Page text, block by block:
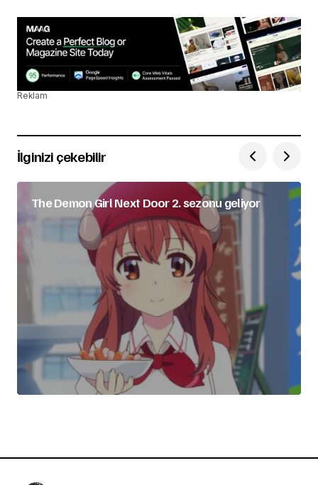
Reklam
İlginizi çekebilir
The Demon Girl Next Door 2. sezonu geliyor